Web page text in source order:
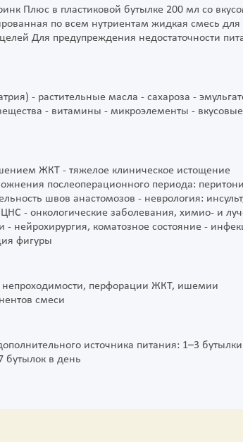
Плюс в пластиковой бутылке 200 мл со
по всем нутриентам жидкая смесь для
Для предупреждения недостаточности
- растительные масла - сахароза -
- витамины - микроэлементы - вкусовые
ЖКТ - тяжелое клиническое истощение
послеоперационного периода:
швов анастомозов - неврология:
- онкологические заболевания, химио- и
нейрохирургия, коматозное состояние -
фигуры
перфорации ЖКТ, ишемии
смеси
источника питания: 1–3
бутылок в день